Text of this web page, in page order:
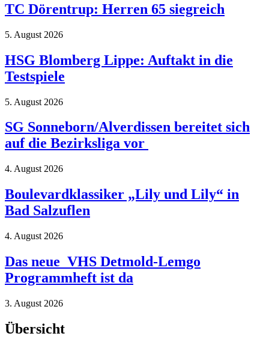
TC Dörentrup: Herren 65 siegreich
5. August 2026
HSG Blomberg Lippe: Auftakt in die
Testspiele
5. August 2026
SG Sonneborn/Alverdissen bereitet sich
auf die Bezirksliga vor
4. August 2026
Boulevardklassiker „Lily und Lily“ in
Bad Salzuflen
4. August 2026
Das neue VHS Detmold-Lemgo
Programmheft ist da
3. August 2026
Übersicht